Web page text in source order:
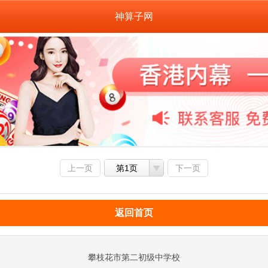
神算子网
上一页 第1页 下一页
返回首页
攀枝花市第二初级中学校